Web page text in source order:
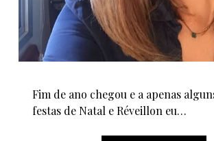
Fim de ano chegou e a apenas
festas de Natal e Réveillon eu…